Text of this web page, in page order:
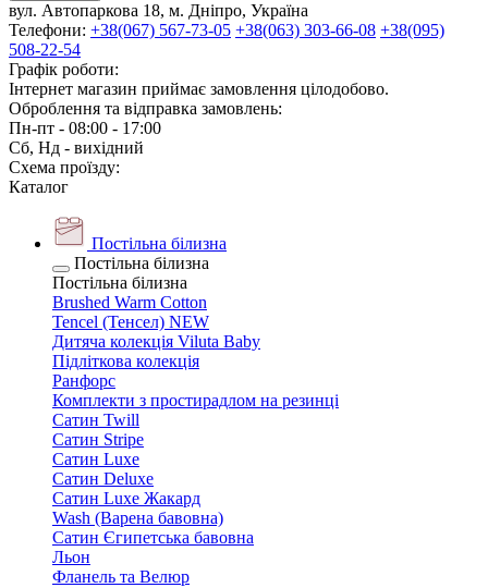
вул. Автопаркова 18, м. Дніпро, Україна
Телефони: +38(067) 567-73-05 +38(063) 303-66-08 +38(095)
508-22-54
Графік роботи:
Інтернет магазин приймає замовлення цілодобово.
Оброблення та відправка замовлень:
Пн-пт - 08:00 - 17:00
Сб, Нд - вихідний
Схема проїзду:
Каталог
Постільна білизна
Постільна білизна
Постільна білизна
Brushed Warm Cotton
Tencel (Тенсел) NEW
Дитяча колекція Viluta Baby
Підліткова колекція
Ранфорс
Комплекти з простирадлом на резинці
Сатин Twill
Сатин Stripe
Сатин Luxe
Сатин Deluxe
Сатин Luxe Жакард
Wash (Варена бавовна)
Сатин Єгипетська бавовна
Льон
Фланель та Велюр